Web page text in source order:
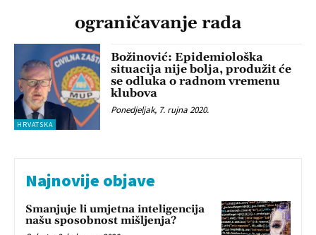
ograničavanje rada
HRVATSKA
Božinović: Epidemiološka
situacija nije bolja, produžit će
se odluka o radnom vremenu
klubova
Ponedjeljak, 7. rujna 2020.
Najnovije objave
Smanjuje li umjetna inteligencija
našu sposobnost mišljenja?